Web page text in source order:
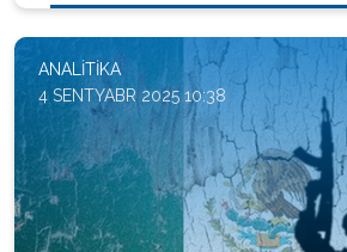
ANALITIKA
4 SENTYABR 2025 10:38